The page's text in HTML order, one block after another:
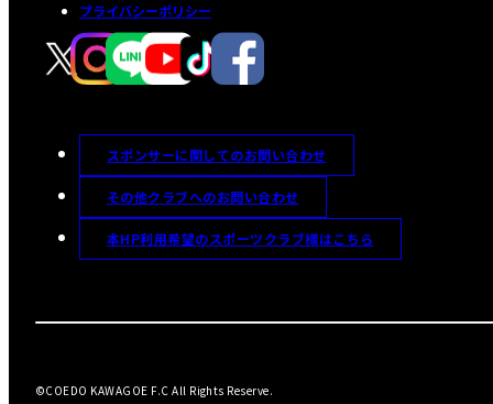
プライバシーポリシー
スポンサーに関してのお問い合わせ
その他クラブへのお問い合わせ
本HP利用希望のスポーツクラブ様はこちら
©COEDO KAWAGOE F.C All Rights Reserve.